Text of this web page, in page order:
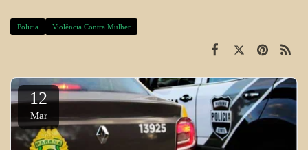
Policia Violência Contra Mulher
12
Mar